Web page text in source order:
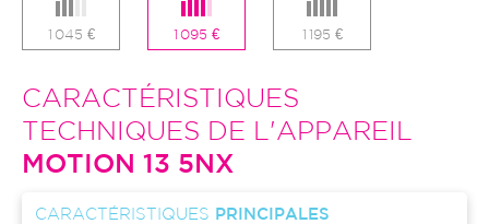
1 045 € 1 095 € 1 195 €
CARACTÉRISTIQUES
TECHNIQUES DE L'APPAREIL
MOTION 13 5NX
CARACTÉRISTIQUES PRINCIPALES